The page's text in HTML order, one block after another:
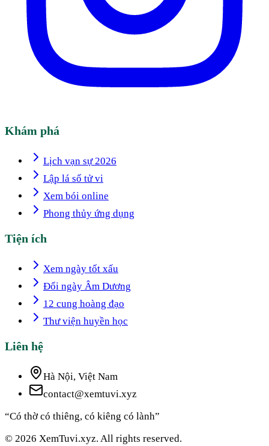
Khám phá
Lịch vạn sự 2026
Lập lá số tử vi
Xem bói online
Phong thủy ứng dụng
Tiện ích
Xem ngày tốt xấu
Đổi ngày Âm Dương
12 cung hoàng đạo
Thư viện huyền học
Liên hệ
Hà Nội, Việt Nam
contact@xemtuvi.xyz
“Có thờ có thiêng, có kiêng có lành”
© 2026 XemTuvi.xyz. All rights reserved.